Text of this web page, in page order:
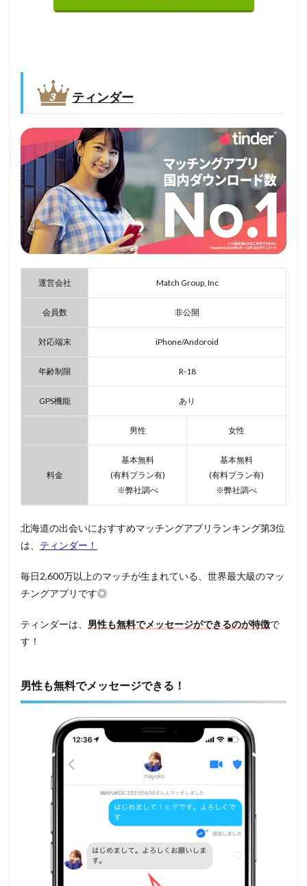
ティンダー
運営会社 Match Group, Inc
会員数 非公開
対応端末 iPhone/Andoroid
年齢制限 R-18
GPS機能 あり
男性 女性
料金
基本無料
(有料プラン有)
※弊社調べ
基本無料
(有料プラン有)
※弊社調べ
北海道の出会いにおすすめマッチングアプリランキング第3位
は、 ティンダー！
毎日2,600万以上のマッチが生まれている、世界最大級のマッ
チングアプリです◎
ティンダーは、 男性も無料でメッセージができるのが特徴で
す！
男性も無料でメッセージできる！